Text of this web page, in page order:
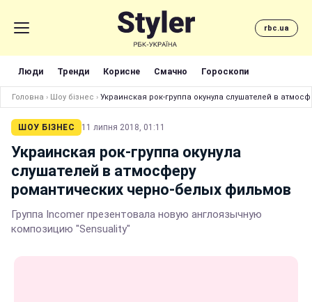
rbc.ua
Люди Тренди Корисне Смачно Гороскопи
Головна › Шоу бізнес › Украинская рок-группа окунула слушателей в
ШОУ БІЗНЕС 11 липня 2018, 01:11
Украинская рок-группа окунула
слушателей в атмосферу
романтических черно-белых фильмов
Группа Incomer презентовала новую англоязычную
композицию "Sensuality"